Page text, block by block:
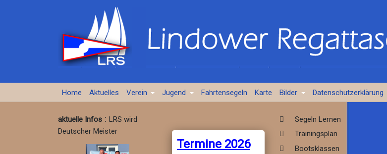
Home Aktuelles Verein Jugend Fahrtensegeln Karte Bilder Datenschutzerklärung
aktuelle Infos : LRS wird
Deutscher Meister
Termine 2026
Segeln Lernen
Trainingsplan
Bootsklassen